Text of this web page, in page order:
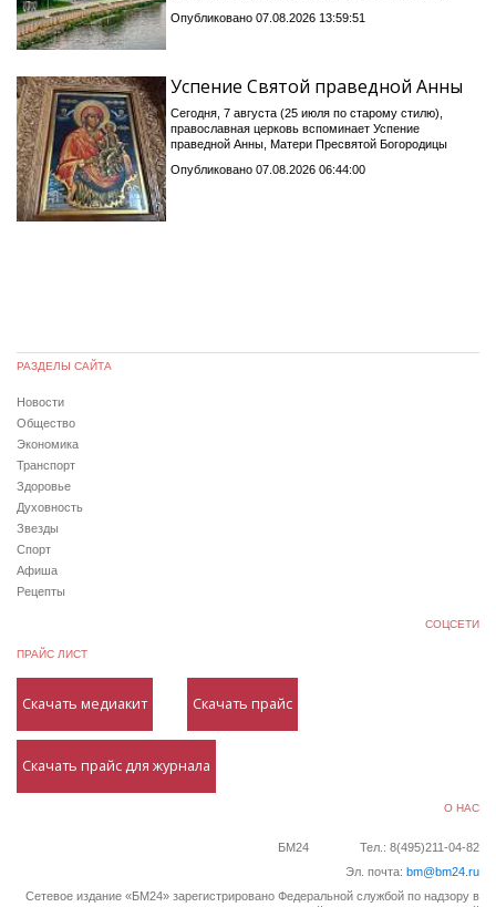
Опубликовано 07.08.2026 13:59:51
Успение Святой праведной Анны
Сегодня, 7 августа (25 июля по старому стилю),
православная церковь вспоминает Успение
праведной Анны, Матери Пресвятой Богородицы
Опубликовано 07.08.2026 06:44:00
РАЗДЕЛЫ САЙТА
Новости
Общество
Экономика
Транспорт
Здоровье
Духовность
Звезды
Спорт
Афиша
Рецепты
СОЦСЕТИ
ПРАЙС ЛИСТ
Скачать медиакит Скачать прайс
Скачать прайс для журнала
О НАС
БМ24
Тел.: 8(495)211-04-82
Эл. почта: bm@bm24.ru
Сетевое издание «БМ24» зарегистрировано Федеральной службой по надзору в